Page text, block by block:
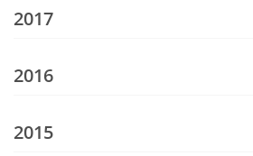
2017
2016
2015